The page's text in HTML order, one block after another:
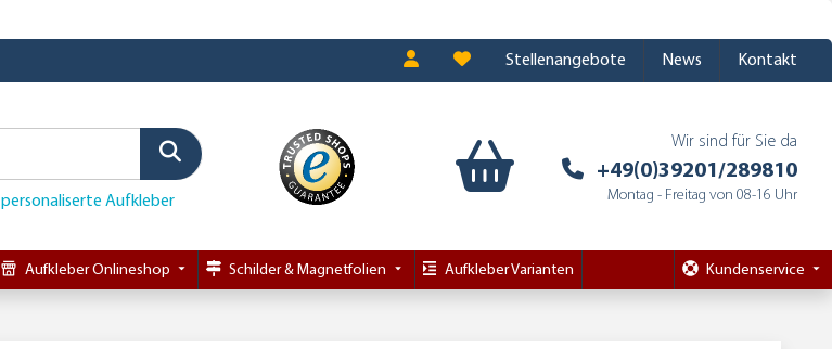
Stellenangebote News Kontakt
personaliserte Aufkleber
Wir sind für Sie da
+49(0)39201/289810
Montag - Freitag von 08-16 Uhr
Aufkleber Onlineshop Schilder & Magnetfolien Aufkleber Varianten Kundenservice